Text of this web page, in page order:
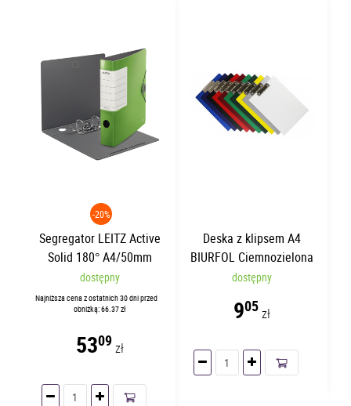
-20%
Segregator LEITZ Active
Solid 180° A4/50mm
Zielony
dostępny
Najniższa cena z ostatnich 30 dni przed
obniżką: 66.37 zł
5309 zł
Deska z klipsem A4
BIURFOL Ciemnozielona
dostępny
905zł